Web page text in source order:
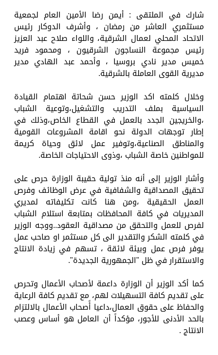
شارك في الملتقى : أيمن رضا الأمين العام لجمعية
مستثمري العاشر من رمضان ، وأشرف الدوكار رئيس
الاتحاد المحلي لعمال الشرقية، واللواء صلاح عبد العزيز
رئيس مجموعة النساجون الشرقيون ، ومحمود فريد
خميس مدير نادي بروسيا ، وأحمد عبد الهادي مدير
مديرية القوى العاملة بالشرقية.
وخلال كلمته اكد الوزير حسن شحاتة اهتمام القيادة
السياسية بملف التدريب والتشغيل،وتوعية الشباب
،والخريجين الجدد بالعمل في القطاع الخاص،وذلك في
إطار توجهات الدولة نحو اقامة المشروعات القومية
والمناطق الصناعية،وتوفير عمل لائق وحياة كريمة
للمواطنين خاصة الشباب ،وذوى الاحتياجات الخاصة.
وأشار الوزير إلى أنه منذ تولية حقيبة الوزارة حرص على
تحقيق المصداقية والشفافية في عرض الوظائف وفرص
العمل الحقيقية ،ومن هنا كانت تكليفاته لمديري
المديريات في كافة المحافظات بمتابعة استلام الشباب
لفرص للعمل والتحقق من مصداقية العقود..ووجه الوزير
في كلمته الشكر والتقدير الى كل مستثمر او صاحب عمل
يوفر فرص عمل وبيئة لائقة ، تسهم في زيادة الانتاج
والاستقرار في ظل "الجمهورية الجديدة".
كما أكد الوزير أن الوزارة داعمة لأصحاب الأعمال وتحرص
على تقديم كافة التسهيلات لهم، مع تقديم كافة الرعاية
والحفاظ على حقوق العمال،داعيا أًصحاب الأعمال بالالتزام
بالحد الأدنى للأجور، مؤكداً أن العامل هو أساس وعصب
الانتاج .